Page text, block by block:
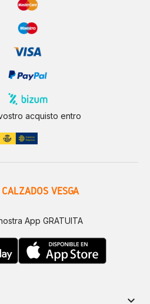
acquisto entro
CALZADOS VESGA
App GRATUITA
keyboard_arrow_down